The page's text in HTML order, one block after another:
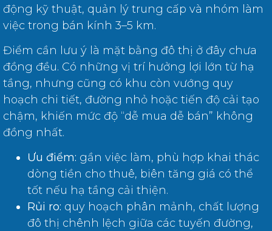
động kỹ thuật, quản lý trung cấp và nhóm làm
việc trong bán kính 3–5 km.
Điểm cần lưu ý là mặt bằng đô thị ở đây chưa
đồng đều. Có những vị trí hưởng lợi lớn từ hạ
tầng, nhưng cũng có khu còn vướng quy
hoạch chi tiết, đường nhỏ hoặc tiến độ cải tạo
chậm, khiến mức độ “dễ mua dễ bán” không
đồng nhất.
Ưu điểm: gần việc làm, phù hợp khai thác
dòng tiền cho thuê, biên tăng giá có thể
tốt nếu hạ tầng cải thiện.
Rủi ro: quy hoạch phân mảnh, chất lượng
đô thị chênh lệch giữa các tuyến đường,